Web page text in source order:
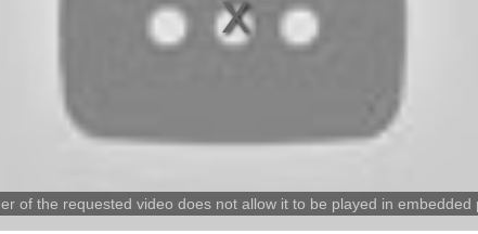
of the requested video does not allow it to be played in embedded